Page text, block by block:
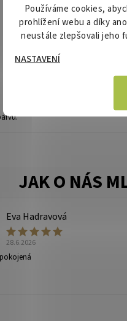
osobních údajů.
Eva Hadravová
28.6.2026
Používáme cookies,
prohlížení webu a díky
neustále zlepšovali jeho
NASTAVENÍ